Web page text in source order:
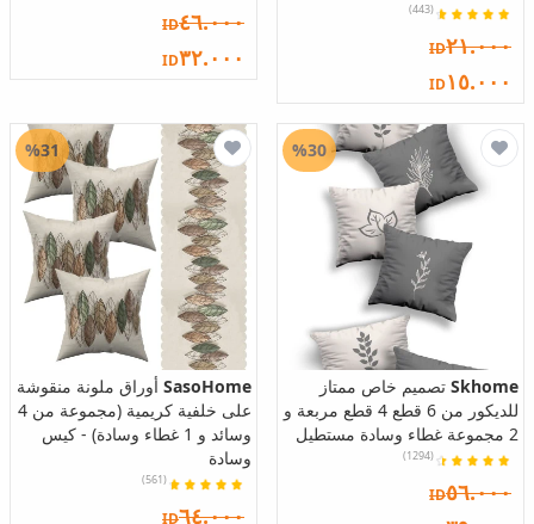
(443)
ID٢١.٠٠٠
ID١٥.٠٠٠
ID٤٦.٠٠٠
ID٣٢.٠٠٠
Skhome تصميم خاص ممتاز
للديكور من 6 قطع 4 قطع مربعة و
2 مجموعة غطاء وسادة مستطيل
(1294)
ID٥٦.٠٠٠
%30
SasoHome أوراق ملونة منقوشة
على خلفية كريمية (مجموعة من 4
وسائد و 1 غطاء وسادة) - كيس
وسادة
(561)
ID٦٤.٠٠٠
%31